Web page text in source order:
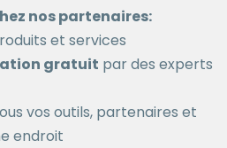
nos partenaires:
et services
gratuit par des experts
vos outils, partenaires et
endroit